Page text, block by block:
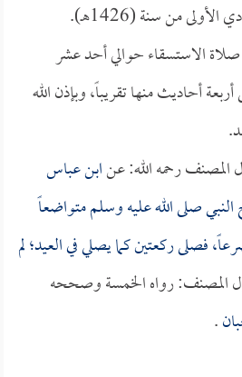
الاستسقاء حوالي أحد عشر
أحاديث منها تقريباً، وبإذن الله
المصنف رحمه الله: عنابن عباس
صلى الله عليه وسلم متواضعاً
فصلى ركعتين كما يصلي في العيد؛ لم
المصنف: رواه الخمسة وصححه
.